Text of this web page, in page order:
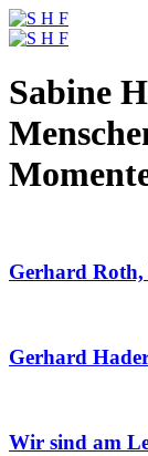
Sabine
Gerhard
Gerhard
Wir sind am